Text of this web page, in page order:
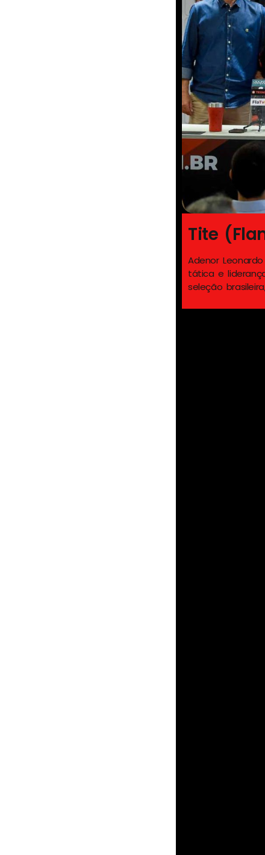
Tite
Adenor
tática e
seleção